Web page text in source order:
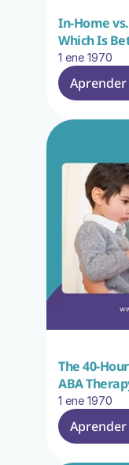
In-Home
Which Is
1 ene 1970
Aprender
The 40-
ABA
1 ene 1970
Aprender